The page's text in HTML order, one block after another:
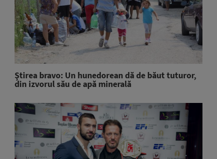
Ştirea bravo: Un hunedorean dă de băut tuturor,
din izvorul său de apă minerală